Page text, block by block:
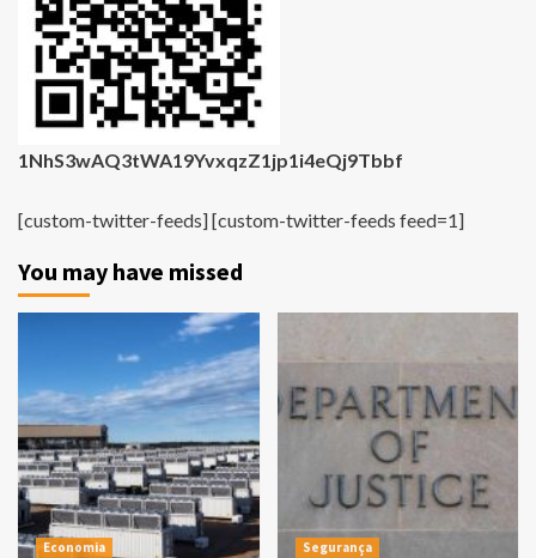
1NhS3wAQ3tWA19YvxqzZ1jp1i4eQj9Tbbf
[custom-twitter-feeds] [custom-twitter-feeds feed=1]
You may have missed
Economia Segurança